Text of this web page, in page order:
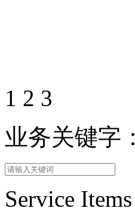
1 2 3
业务关键字：
Service Items